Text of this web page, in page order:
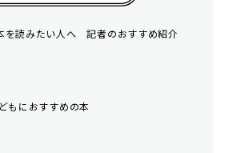
を読みたい人へ 記者のおすすめ紹介
もにおすすめの本